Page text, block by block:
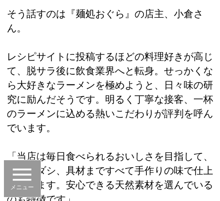
メニュー
そう話すのは『麺処おぐら』の店主、小倉さ
ん。
レシピサイトに投稿するほどの料理好きが高じ
て、脱サラ後に飲食業界へと転身。せっかくな
ら大好きなラーメンを極めようと、日々味の研
究に励んだそうです。明るく丁寧な接客、一杯
のラーメンに込める熱いこだわりが評判を呼ん
でいます。
「当店は毎日食べられるおいしさを目指して、
麺からダシ、具材まですべて手作りの味で仕上
げています。安心できる天然素材を選んでいる